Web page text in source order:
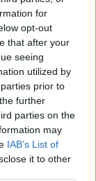
for
opt-out
that after your
seeing
utilized by
prior to
further
parties on the
may
IAB’s List of
it to other